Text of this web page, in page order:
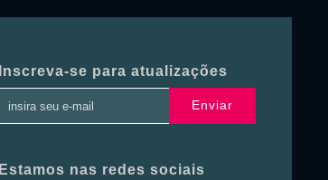
Inscreva-se para atualizações
Enviar
Estamos nas redes sociais